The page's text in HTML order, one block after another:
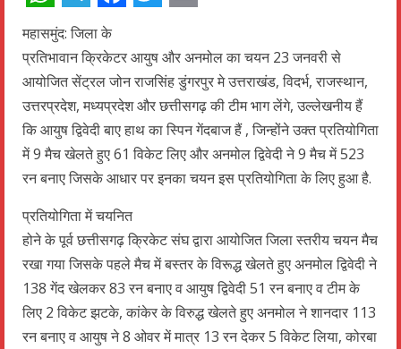
WhatsApp
Telegram
Facebook
महासमुंद: जिला के
प्रतिभावान क्रिकेटर आयुष और अनमोल का चयन 23 जनवरी से
आयोजित सेंट्रल जोन राजसिंह डुंगरपुर मे उत्तराखंड, विदर्भ, राजस्थान,
उत्तरप्रदेश, मध्यप्रदेश और छत्तीसगढ़ की टीम भाग लेंगे, उल्लेखनीय हैं
कि आयुष द्विवेदी बाए हाथ का स्पिन गेंदबाज हैं , जिन्होंने उक्त प्रतियोगिता
में 9 मैच खेलते हुए 61 विकेट लिए और अनमोल द्विवेदी ने 9 मैच में 523
रन बनाए जिसके आधार पर इनका चयन इस प्रतियोगिता के लिए हुआ है.
प्रतियोगिता में चयनित
होने के पूर्व छत्तीसगढ़ क्रिकेट संघ द्वारा आयोजित जिला स्तरीय चयन मैच
रखा गया जिसके पहले मैच में बस्तर के विरूद्ध खेलते हुए अनमोल द्विवेदी ने
138 गेंद खेलकर 83 रन बनाए व आयुष द्विवेदी 51 रन बनाए व टीम के
लिए 2 विकेट झटके, कांकेर के विरुद्ध खेलते हुए अनमोल ने शानदार 113
रन बनाए व आयुष ने 8 ओवर में मात्र 13 रन देकर 5 विकेट लिया, कोरबा